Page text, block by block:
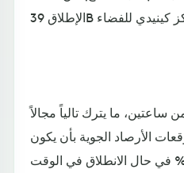
ساعتين، ما يترك تالياً مجالاً
الأرصاد الجوية بأن يكون
مناسباً بنسبة 80% في حال الانطلاق في الوقت